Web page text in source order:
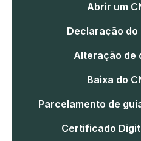
Abrir um
Declaração do
Alteração de
Baixa do
Parcelamento de
Certificado